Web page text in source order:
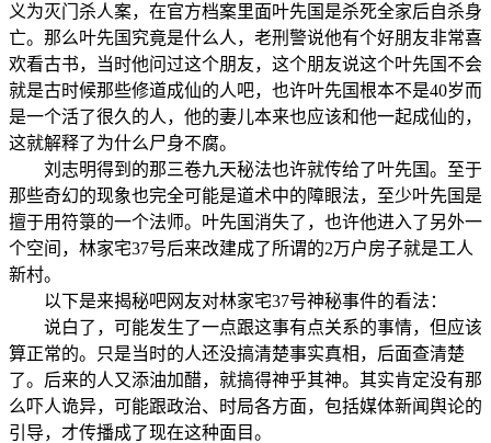
义为灭门杀人案，在官方档案里面叶先国是杀死全家后自杀身
亡。那么叶先国究竟是什么人，老刑警说他有个好朋友非常喜
欢看古书，当时他问过这个朋友，这个朋友说这个叶先国不会
就是古时候那些修道成仙的人吧，也许叶先国根本不是40岁而
是一个活了很久的人，他的妻儿本来也应该和他一起成仙的，
这就解释了为什么尸身不腐。
刘志明得到的那三卷九天秘法也许就传给了叶先国。至于
那些奇幻的现象也完全可能是道术中的障眼法，至少叶先国是
擅于用符箓的一个法师。叶先国消失了，也许他进入了另外一
个空间，林家宅37号后来改建成了所谓的2万户房子就是工人
新村。
以下是来揭秘吧网友对林家宅37号神秘事件的看法：
说白了，可能发生了一点跟这事有点关系的事情，但应该
算正常的。只是当时的人还没搞清楚事实真相，后面查清楚
了。后来的人又添油加醋，就搞得神乎其神。其实肯定没有那
么吓人诡异，可能跟政治、时局各方面，包括媒体新闻舆论的
引导，才传播成了现在这种面目。